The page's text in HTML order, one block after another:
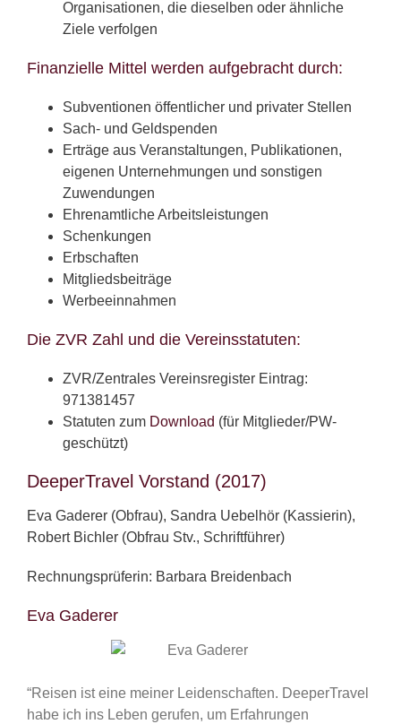
Organisationen, die dieselben oder ähnliche
Ziele verfolgen
Finanzielle Mittel werden aufgebracht durch:
Subventionen öffentlicher und privater Stellen
Sach- und Geldspenden
Erträge aus Veranstaltungen, Publikationen,
eigenen Unternehmungen und sonstigen
Zuwendungen
Ehrenamtliche Arbeitsleistungen
Schenkungen
Erbschaften
Mitgliedsbeiträge
Werbeeinnahmen
Die ZVR Zahl und die Vereinsstatuten:
ZVR/Zentrales Vereinsregister Eintrag:
971381457
Statuten zum Download (für Mitglieder/PW-
geschützt)
DeeperTravel Vorstand (2017)
Eva Gaderer (Obfrau), Sandra Uebelhör (Kassierin),
Robert Bichler (Obfrau Stv., Schriftführer)
Rechnungsprüferin: Barbara Breidenbach
Eva Gaderer
“Reisen ist eine meiner Leidenschaften. DeeperTravel
habe ich ins Leben gerufen, um Erfahrungen